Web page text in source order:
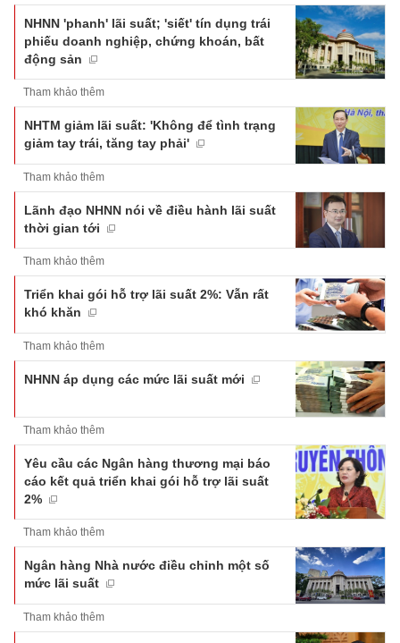
NHNN 'phanh' lãi suất; 'siết' tín dụng trái
phiếu doanh nghiệp, chứng khoán, bất
động sản
Tham khảo thêm
NHTM giảm lãi suất: 'Không để tình trạng
giảm tay trái, tăng tay phải'
Tham khảo thêm
Lãnh đạo NHNN nói về điều hành lãi suất
thời gian tới
Tham khảo thêm
Triển khai gói hỗ trợ lãi suất 2%: Vẫn rất
khó khăn
Tham khảo thêm
NHNN áp dụng các mức lãi suất mới
Tham khảo thêm
Yêu cầu các Ngân hàng thương mại báo
cáo kết quả triển khai gói hỗ trợ lãi suất
2%
Tham khảo thêm
Ngân hàng Nhà nước điều chỉnh một số
mức lãi suất
Tham khảo thêm